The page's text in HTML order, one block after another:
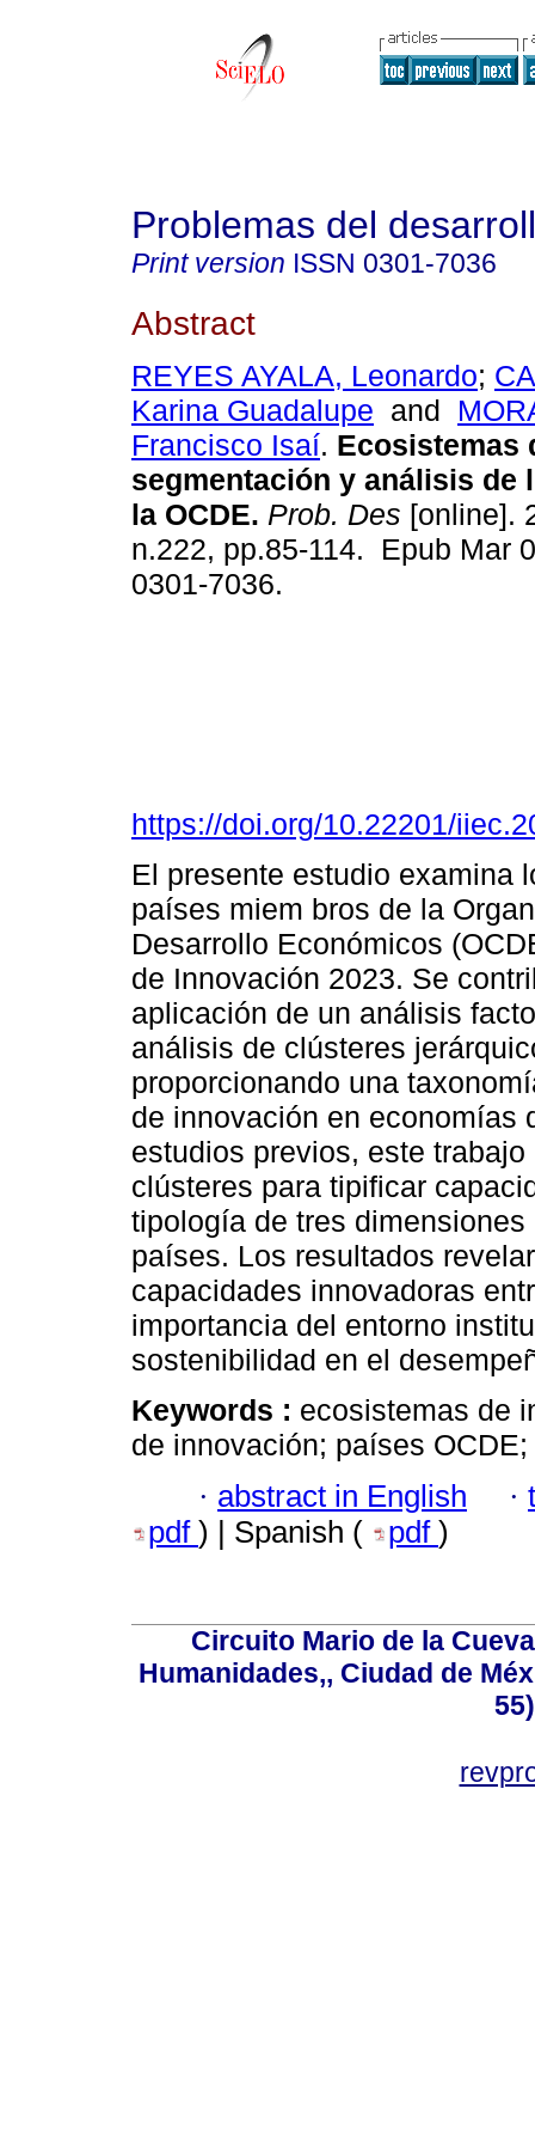
Problemas del
Print version ISSN 0301-7036
Abstract
REYES AYALA, Leonardo;
Karina Guadalupe and
Francisco Isaí. Ecosistemas
segmentación y análisis de
la OCDE. Prob. Des [online].
n.222, pp.85-114. Epub Mar
0301-7036.
https://doi.org/10.22201/
El presente estudio examina
países miem bros de la
Desarrollo Económicos
de Innovación 2023. Se
aplicación de un análisis
análisis de clústeres
proporcionando una
de innovación en economías
estudios previos, este
clústeres para tipificar
tipología de tres
países. Los resultados
capacidades innovadoras
importancia del entorno
sostenibilidad en el
Keywords : ecosistemas de
de innovación; países
· abstract in English ·
pdf ) | Spanish ( pdf )
Circuito Mario de la
Humanidades,, Ciudad de